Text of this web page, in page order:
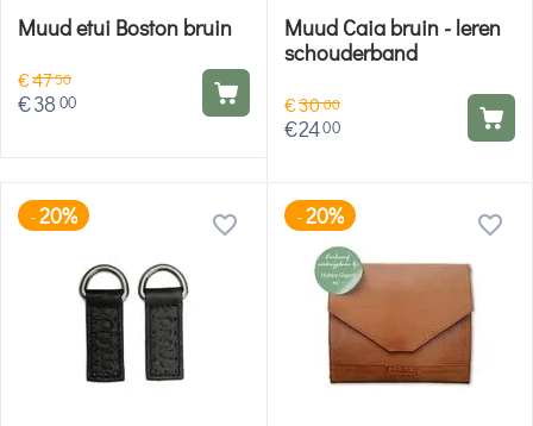
Muud etui Boston bruin
€4750
€38 00
Muud Caia bruin - leren
schouderband
€3000
€2400
-20% -20%